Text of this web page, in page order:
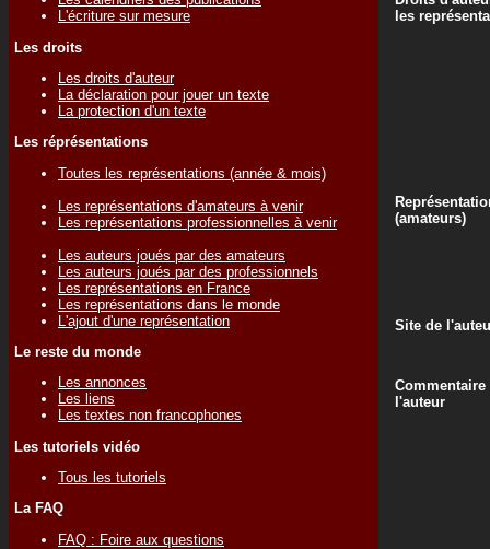
L'écriture sur mesure
Les droits
Les droits d'auteur
La déclaration pour jouer un texte
La protection d'un texte
Les réprésentations
Toutes les représentations (année & mois)
Les représentations d'amateurs à venir
Les représentations professionnelles à venir
Les auteurs joués par des amateurs
Les auteurs joués par des professionnels
Les représentations en France
Les représentations dans le monde
L'ajout d'une représentation
Le reste du monde
Les annonces
Les liens
Les textes non francophones
Les tutoriels vidéo
Tous les tutoriels
La FAQ
FAQ : Foire aux questions
les
(amateurs)
Site de
Commentaire
l'auteur